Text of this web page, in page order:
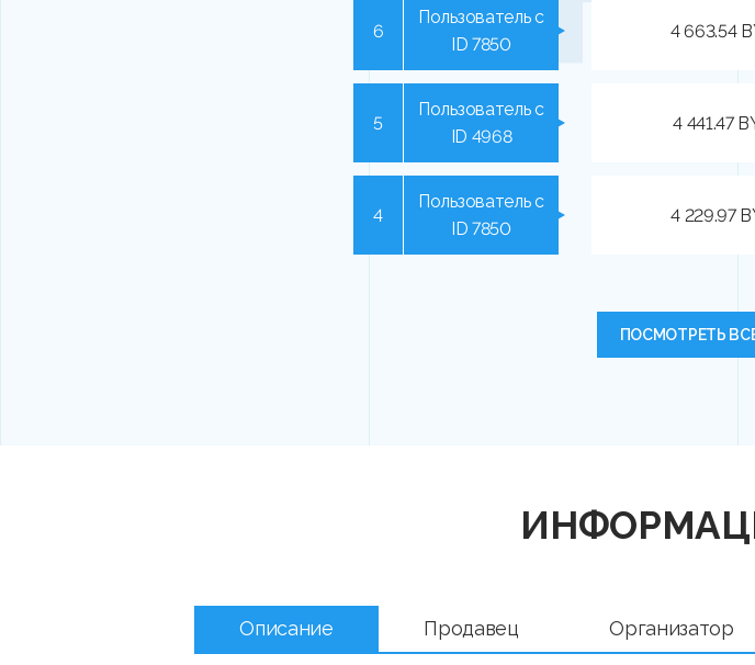
6
Пользователь с
ID 7850
4 663.54
5
Пользователь с
ID 4968
4 441.47
4
Пользователь с
ID 7850
4 229.97
ПОСМОТРЕТЬ
Описание Продавец Организатор